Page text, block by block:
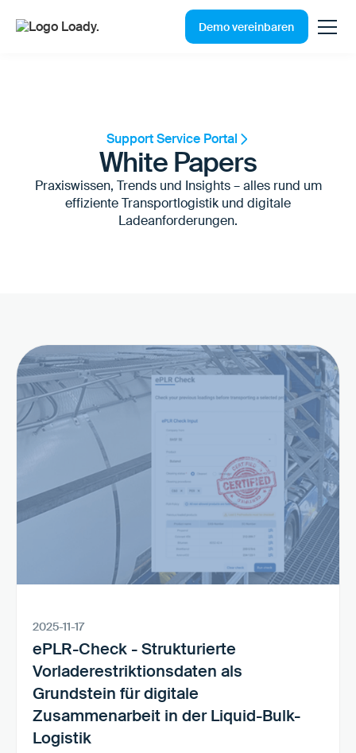
Demo vereinbaren
Support Service Portal
White Papers
Praxiswissen, Trends und Insights – alles rund um
effiziente Transportlogistik und digitale
Ladeanforderungen.
2025-11-17
ePLR-Check - Strukturierte
Vorladerestriktionsdaten als
Grundstein für digitale
Zusammenarbeit in der Liquid-Bulk-
Logistik